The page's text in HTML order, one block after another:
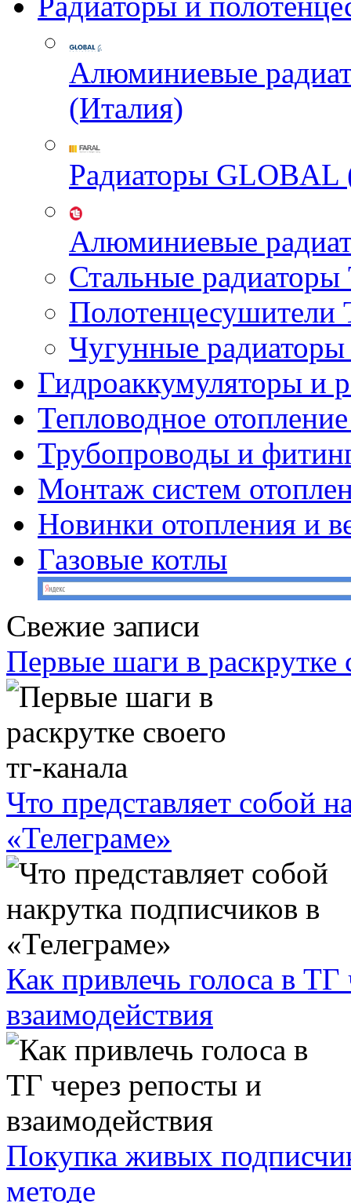
Алюминиевые
(Италия)
Радиаторы GLOBAL
Алюминиевые
Стальные
Чугунные
Гидроаккумуляторы и
Тепловодное
Трубопроводы и
Монтаж систем
Новинки отопления и
Газовые котлы
Свежие записи
Первые шаги в раскрутке
Что представляет собой
«Телеграме»
Как привлечь голоса в ТГ
взаимодействия
Покупка живых
методе